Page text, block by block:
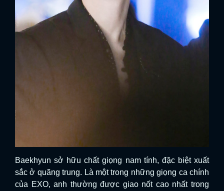
Baekhyun sở hữu chất giọng nam tính, đặc biệt xuất
sắc ở quãng trung. Là một trong những giọng ca chính
của EXO, anh thường được giao nốt cao nhất trong